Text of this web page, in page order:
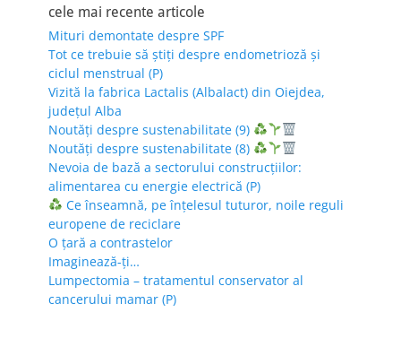
cele mai recente articole
Mituri demontate despre SPF
Tot ce trebuie să știți despre endometrioză și
ciclul menstrual (P)
Vizită la fabrica Lactalis (Albalact) din Oiejdea,
județul Alba
Noutăți despre sustenabilitate (9)
Noutăți despre sustenabilitate (8)
Nevoia de bază a sectorului construcțiilor:
alimentarea cu energie electrică (P)
Ce înseamnă, pe înțelesul tuturor, noile reguli
europene de reciclare
O țară a contrastelor
Imaginează-ți…
Lumpectomia – tratamentul conservator al
cancerului mamar (P)